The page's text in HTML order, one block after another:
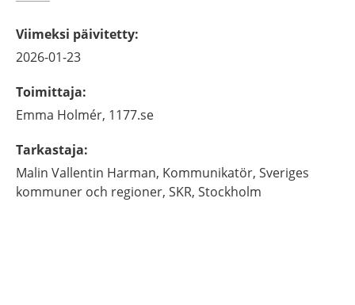
Viimeksi päivitetty:
2026-01-23
Toimittaja:
Emma Holmér, 1177.se
Tarkastaja:
Malin Vallentin Harman, Kommunikatör, Sveriges
kommuner och regioner, SKR, Stockholm